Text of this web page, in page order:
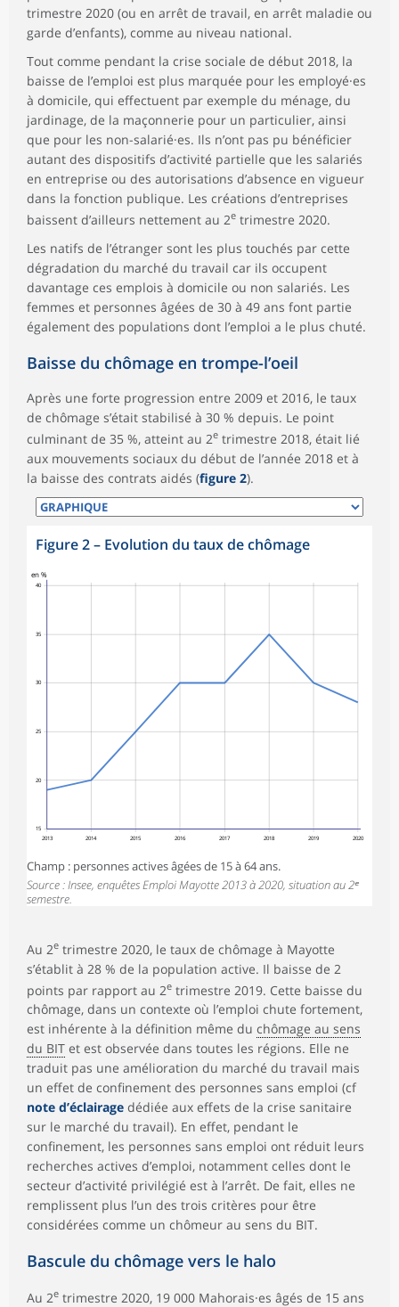
trimestre 2020 (ou en arrêt de travail, en arrêt maladie ou
garde d’enfants), comme au niveau national.
Tout comme pendant la crise sociale de début 2018, la
baisse de l’emploi est plus marquée pour les employé·es
à domicile, qui effectuent par exemple du ménage, du
jardinage, de la maçonnerie pour un particulier, ainsi
que pour les non-salarié·es. Ils n’ont pas pu bénéficier
autant des dispositifs d’activité partielle que les salariés
en entreprise ou des autorisations d’absence en vigueur
dans la fonction publique. Les créations d’entreprises
baissent d’ailleurs nettement au 2e trimestre 2020.
Les natifs de l’étranger sont les plus touchés par cette
dégradation du marché du travail car ils occupent
davantage ces emplois à domicile ou non salariés. Les
femmes et personnes âgées de 30 à 49 ans font partie
également des populations dont l’emploi a le plus chuté.
Baisse du chômage en trompe-l’oeil
Après une forte progression entre 2009 et 2016, le taux
de chômage s’était stabilisé à 30 % depuis. Le point
culminant de 35 %, atteint au 2e trimestre 2018, était lié
aux mouvements sociaux du début de l’année 2018 et à
la baisse des contrats aidés (figure 2).
Figure 2– Evolution du taux de chômage
15
20
25
30
35
40
en %
2013 2014 2015 2016 2017 2018 2019 2020
Champ : personnes actives âgées de 15 à 64 ans.
Source : Insee, enquêtes Emploi Mayotte 2013 à 2020, situation au 2ᵉ
semestre.
Au 2e trimestre 2020, le taux de chômage à Mayotte
s’établit à 28 % de la population active. Il baisse de 2
points par rapport au 2e trimestre 2019. Cette baisse du
chômage, dans un contexte où l’emploi chute fortement,
est inhérente à la définition même du chômage au sens
du BIT et est observée dans toutes les régions. Elle ne
traduit pas une amélioration du marché du travail mais
un effet de confinement des personnes sans emploi (cf
note d’éclairage dédiée aux effets de la crise sanitaire
sur le marché du travail). En effet, pendant le
confinement, les personnes sans emploi ont réduit leurs
recherches actives d’emploi, notamment celles dont le
secteur d’activité privilégié est à l’arrêt. De fait, elles ne
remplissent plus l’un des trois critères pour être
considérées comme un chômeur au sens du BIT.
Bascule du chômage vers le halo
Au 2e trimestre 2020, 19 000 Mahorais·es âgés de 15 ans